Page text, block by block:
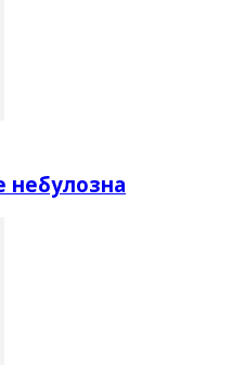
небулозна